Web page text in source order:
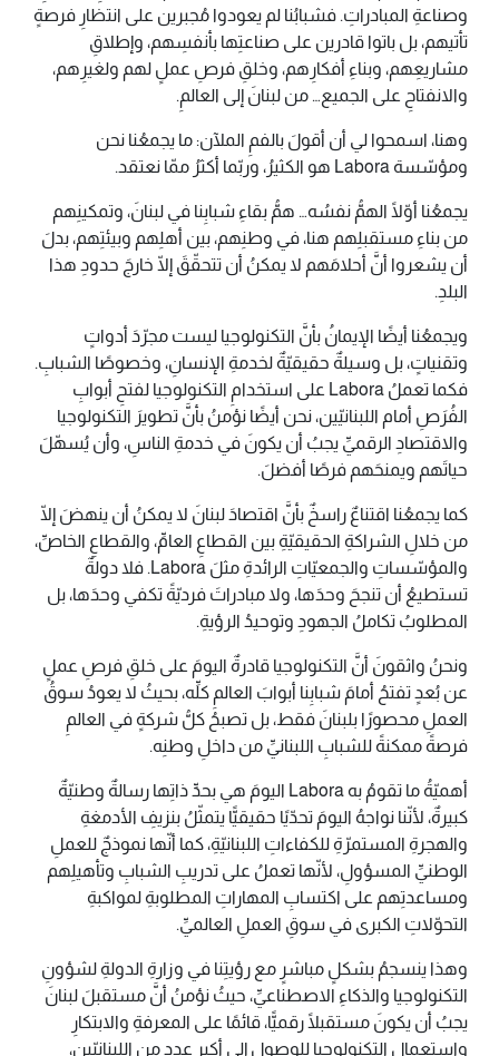
وصناعةِ المبادراتِ. فشبابُنا لم يعودوا مُجبرين على انتظارِ فرصةٍ
تأتيهم، بل باتوا قادرين على صناعتِها بأنفسِهم، وإطلاقِ
مشاريعِهم، وبناءِ أفكارِهم، وخلقِ فرصِ عملٍ لهم ولغيرِهم،
والانفتاحِ على الجميع… من لبنانَ إلى العالمِ.
وهنا، اسمحوا لي أن أقولَ بالفمِ الملآن: ما يجمعُنا نحن
ومؤسّسة Labora هو الكثيرُ، وربّما أكثرُ ممّا نعتقد.
يجمعُنا أوّلًا الهمُّ نفسُه… همُّ بقاءِ شبابِنا في لبنانَ، وتمكينِهم
من بناءِ مستقبلِهم هنا، في وطنِهم، بين أهلِهم وبيئتِهم، بدلَ
أن يشعروا أنَّ أحلامَهم لا يمكنُ أن تتحقّقَ إلّا خارجَ حدودِ هذا
البلدِ.
ويجمعُنا أيضًا الإيمانُ بأنَّ التكنولوجيا ليست مجرّدَ أدواتٍ
وتقنياتٍ، بل وسيلةٌ حقيقيّةٌ لخدمةِ الإنسانِ، وخصوصًا الشبابِ.
فكما تعملُ Labora على استخدامِ التكنولوجيا لفتحِ أبوابِ
الفُرَصِ أمام اللبنانيّين، نحن أيضًا نؤمنُ بأنَّ تطويرَ التكنولوجيا
والاقتصادِ الرقميِّ يجبُ أن يكونَ في خدمةِ الناسِ، وأن يُسهّلَ
حياتَهم ويمنحَهم فرصًا أفضلَ.
كما يجمعُنا اقتناعٌ راسخٌ بأنَّ اقتصادَ لبنانَ لا يمكنُ أن ينهضَ إلّا
من خلالِ الشراكةِ الحقيقيّةِ بين القطاعِ العامِّ، والقطاعِ الخاصِّ،
والمؤسّساتِ والجمعيّاتِ الرائدةِ مثلَ Labora. فلا دولةٌ
تستطيعُ أن تنجحَ وحدَها، ولا مبادراتَ فرديّةً تكفي وحدَها، بل
المطلوبُ تكاملُ الجهودِ وتوحيدُ الرؤيةِ.
ونحنُ واثقونَ أنَّ التكنولوجيا قادرةٌ اليومَ على خلقِ فرصِ عملٍ
عن بُعدٍ تفتحُ أمامَ شبابِنا أبوابَ العالمِ كلِّه، بحيثُ لا يعودُ سوقُ
العملِ محصورًا بلبنانَ فقط، بل تصبحُ كلُّ شركةٍ في العالمِ
فرصةً ممكنةً للشبابِ اللبنانيِّ من داخلِ وطنِه.
أهميّةُ ما تقومُ به Labora اليومَ هي بحدِّ ذاتِها رسالةٌ وطنيّةٌ
كبيرةٌ، لأنّنا نواجهُ اليومَ تحدّيًا حقيقيًّا يتمثّلُ بنزيفِ الأدمغةِ
والهجرةِ المستمرّةِ للكفاءاتِ اللبنانيّةِ، كما أنّها نموذجٌ للعملِ
الوطنيِّ المسؤولِ، لأنّها تعملُ على تدريبِ الشبابِ وتأهيلِهم
ومساعدتِهم على اكتسابِ المهاراتِ المطلوبةِ لمواكبةِ
التحوّلاتِ الكبرى في سوقِ العملِ العالميِّ.
وهذا ينسجمُ بشكلٍ مباشرٍ مع رؤيتِنا في وزارةِ الدولةِ لشؤونِ
التكنولوجيا والذكاءِ الاصطناعيِّ، حيثُ نؤمنُ أنَّ مستقبلَ لبنانَ
يجبُ أن يكونَ مستقبلًا رقميًّا، قائمًا على المعرفةِ والابتكارِ
واستعمالِ التكنولوجيا للوصولِ إلى أكبرِ عددٍ من اللبنانيّين،